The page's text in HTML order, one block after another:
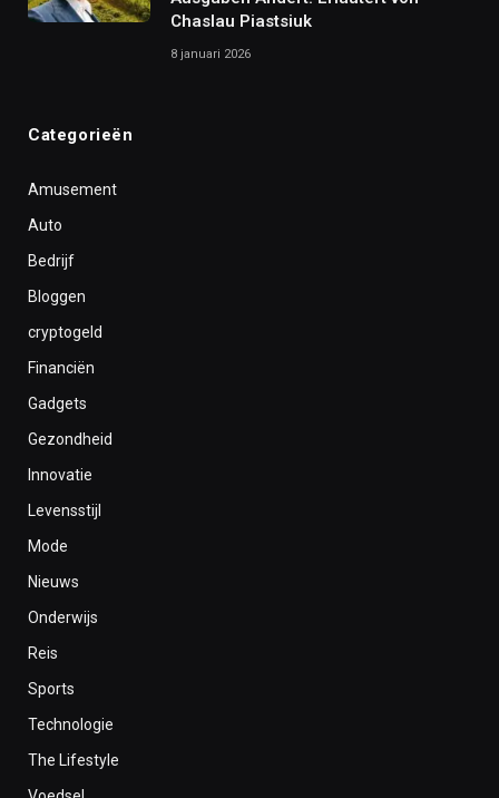
Chaslau Piastsiuk
8 januari 2026
Categorieën
Amusement
Auto
Bedrijf
Bloggen
cryptogeld
Financiën
Gadgets
Gezondheid
Innovatie
Levensstijl
Mode
Nieuws
Onderwijs
Reis
Sports
Technologie
The Lifestyle